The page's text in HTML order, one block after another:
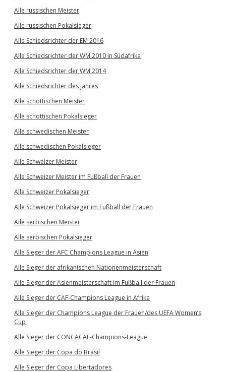
Alle russischen Meister
Alle russischen Pokalsieger
Alle Schiedsrichter der EM 2016
Alle Schiedsrichter der WM 2010 in Südafrika
Alle Schiedsrichter der WM 2014
Alle Schiedsrichter des Jahres
Alle schottischen Meister
Alle schottischen Pokalsieger
Alle schwedischen Meister
Alle schwedischen Pokalsieger
Alle Schweizer Meister
Alle Schweizer Meister im Fußball der Frauen
Alle Schweizer Pokalsieger
Alle Schweizer Pokalsieger im Fußball der Frauen
Alle serbischen Meister
Alle serbischen Pokalsieger
Alle Sieger der AFC Champions League in Asien
Alle Sieger der afrikanischen Nationenmeisterschaft
Alle Sieger der Asienmeisterschaft im Fußball der Frauen
Alle Sieger der CAF-Champions League in Afrika
Alle Sieger der Champions League der Frauen/des UEFA Women’s
Cup
Alle Sieger der CONCACAF-Champions-League
Alle Sieger der Copa do Brasil
Alle Sieger der Copa Libertadores